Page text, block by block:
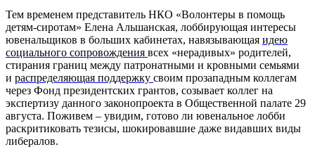
Тем временем представитель НКО «Волонтеры в помощь
детям-сиротам» Елена Альшанская, лоббирующая интересы
ювенальщиков в больших кабинетах, навязывающая идею
социального сопровождения всех «нерадивых» родителей,
стирания границ между патронатными и кровными семьями
и распределяющая поддержку своим прозападным коллегам
через Фонд президентских грантов, созывает коллег на
экспертизу данного законопроекта в Общественной палате 29
августа. Поживем – увидим, готово ли ювенальное лобби
раскритиковать тезисы, шокировавшие даже видавших виды
либералов.